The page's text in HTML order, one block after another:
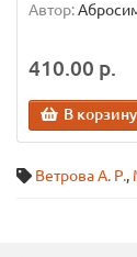
Автор:
410.00 р.
В корзину
Ветрова А. Р.,